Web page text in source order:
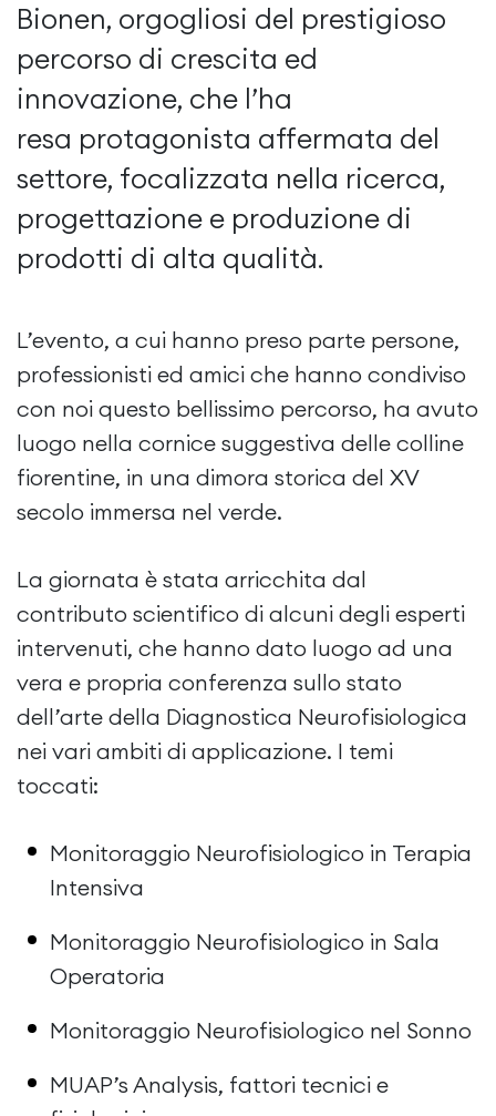
Bionen, orgogliosi del prestigioso
percorso di crescita ed
innovazione, che l’ha
resa protagonista affermata del
settore, focalizzata nella ricerca,
progettazione e produzione di
prodotti di alta qualità.
L’evento, a cui hanno preso parte persone,
professionisti ed amici che hanno condiviso
con noi questo bellissimo percorso, ha avuto
luogo nella cornice suggestiva delle colline
fiorentine, in una dimora storica del XV
secolo immersa nel verde.
La giornata è stata arricchita dal
contributo scientifico di alcuni degli esperti
intervenuti, che hanno dato luogo ad una
vera e propria conferenza sullo stato
dell’arte della Diagnostica Neurofisiologica
nei vari ambiti di applicazione. I temi
toccati:
Monitoraggio Neurofisiologico in Terapia
Intensiva
Monitoraggio Neurofisiologico in Sala
Operatoria
Monitoraggio Neurofisiologico nel Sonno
MUAP’s Analysis, fattori tecnici e